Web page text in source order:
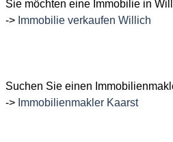
Sie möchten eine Immobilie in
-> Immobilie verkaufen Willich
Suchen Sie einen
-> Immobilienmakler Kaarst